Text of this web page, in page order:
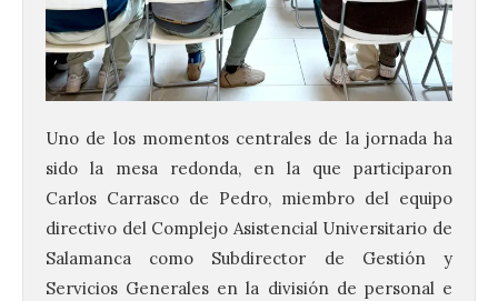
Uno de los momentos centrales de la jornada ha
sido la mesa redonda, en la que participaron
Carlos Carrasco de Pedro, miembro del equipo
directivo del Complejo Asistencial Universitario de
Salamanca como Subdirector de Gestión y
Servicios Generales en la división de personal e